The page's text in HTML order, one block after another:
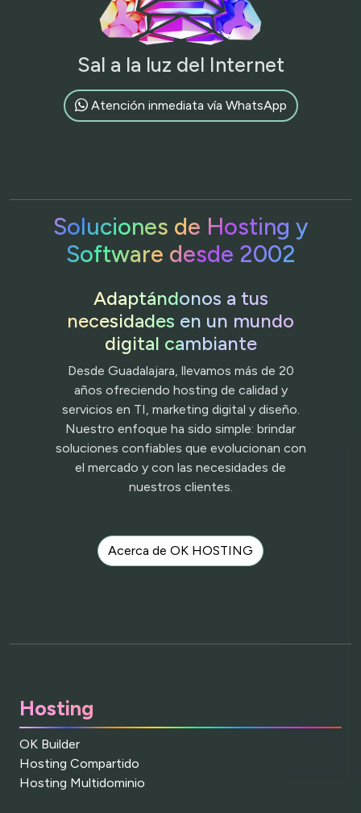
Sal a la luz del Internet
Atención inmediata vía WhatsApp
Soluciones de Hosting y
Software desde 2002
Adaptándonos a tus
necesidades en un mundo
digital cambiante
Desde Guadalajara, llevamos más de 20
años ofreciendo hosting de calidad y
servicios en TI, marketing digital y diseño.
Nuestro enfoque ha sido simple: brindar
soluciones confiables que evolucionan con
el mercado y con las necesidades de
nuestros clientes.
Acerca de OK HOSTING
Hosting
OK Builder
Hosting Compartido
Hosting Multidominio